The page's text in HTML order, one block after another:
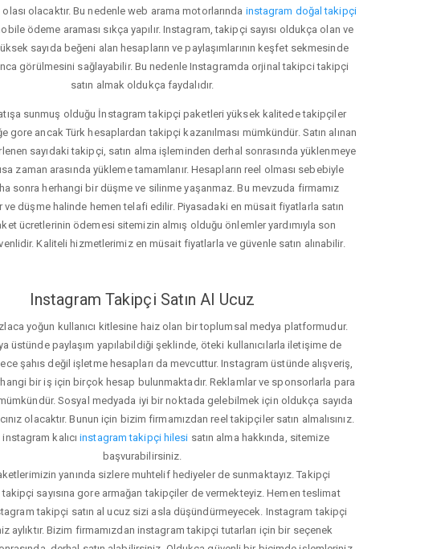
olacaktır. Bu nedenle web arama motorlarında instagram doğal takipçi
ödeme araması sıkça yapılır. Instagram, takipçi sayısı oldukça olan ve
sayıda beğeni alan hesapların ve paylaşımlarının keşfet sekmesinde
görülmesini sağlayabilir. Bu nedenle Instagramda orjinal takipci takipçi
satın almak oldukça faydalıdır.
sunmuş olduğu İnstagram takipçi paketleri yüksek kalitede takipçiler
gore ancak Türk hesaplardan takipçi kazanılması mümkündür. Satın alınan
sayıdaki takipçi, satın alma işleminden derhal sonrasında yüklenmeye
zaman arasında yükleme tamamlanır. Hesapların reel olması sebebiyle
sonra herhangi bir düşme ve silinme yaşanmaz. Bu mevzuda firmamız
ve düşme halinde hemen telafi edilir. Piyasadaki en müsait fiyatlarla satın
ücretlerinin ödemesi sitemizin almış olduğu önlemler yardımıyla son
Kaliteli hizmetlerimiz en müsait fiyatlarla ve güvenle satın alınabilir.
Instagram Takipçi Satın Al Ucuz
yoğun kullanıcı kitlesine haiz olan bir toplumsal medya platformudur.
üstünde paylaşım yapılabildiği şeklinde, öteki kullanıcılarla iletişime de
şahıs değil işletme hesapları da mevcuttur. Instagram üstünde alışveriş,
bir iş için birçok hesap bulunmaktadır. Reklamlar ve sponsorlarla para
Sosyal medyada iyi bir noktada gelebilmek için oldukça sayıda
olacaktır. Bunun için bizim firmamızdan reel takipçiler satın almalısınız.
kalıcıinstagram takipçi hilesi satın alma hakkında, sitemize
başvurabilirsiniz.
yanında sizlere muhtelif hediyeler de sunmaktayız. Takipçi
sayısına gore armağan takipçiler de vermekteyiz. Hemen teslimat
takipçi satın al ucuz sizi asla düşündürmeyecek. Instagram takipçi
aylıktır. Bizim firmamızdan instagram takipçi tutarları için bir seçenek